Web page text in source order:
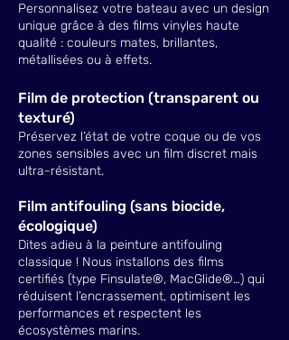
Personnalisez votre bateau avec un design
unique grâce à des films vinyles haute
qualité : couleurs mates, brillantes,
métallisées ou à effets.
Film de protection (transparent ou
texturé)
Préservez l’état de votre coque ou de vos
zones sensibles avec un film discret mais
ultra-résistant.
Film antifouling (sans biocide,
écologique)
Dites adieu à la peinture antifouling
classique ! Nous installons des films
certifiés (type Finsulate®, MacGlide®…) qui
réduisent l’encrassement, optimisent les
performances et respectent les
écosystèmes marins.